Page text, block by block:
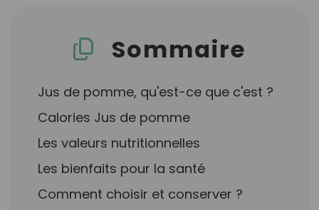
Sommaire
Jus de pomme, qu'est-ce que c'est ?
Calories Jus de pomme
Les valeurs nutritionnelles
Les bienfaits pour la santé
Comment choisir et conserver ?